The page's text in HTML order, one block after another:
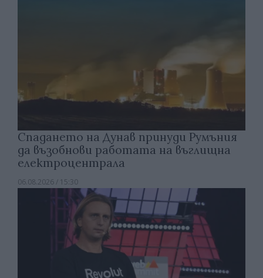
Спадането на Дунав принуди Румъния
да възобнови работата на въглищна
електроцентрала
06.08.2026 / 15:30